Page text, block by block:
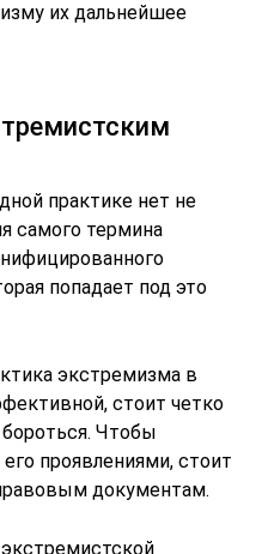
их дальнейшее
практике нет не
самого термина
попадает под это
экстремизма в
стоит четко
Чтобы
проявлениями, стоит
документам.